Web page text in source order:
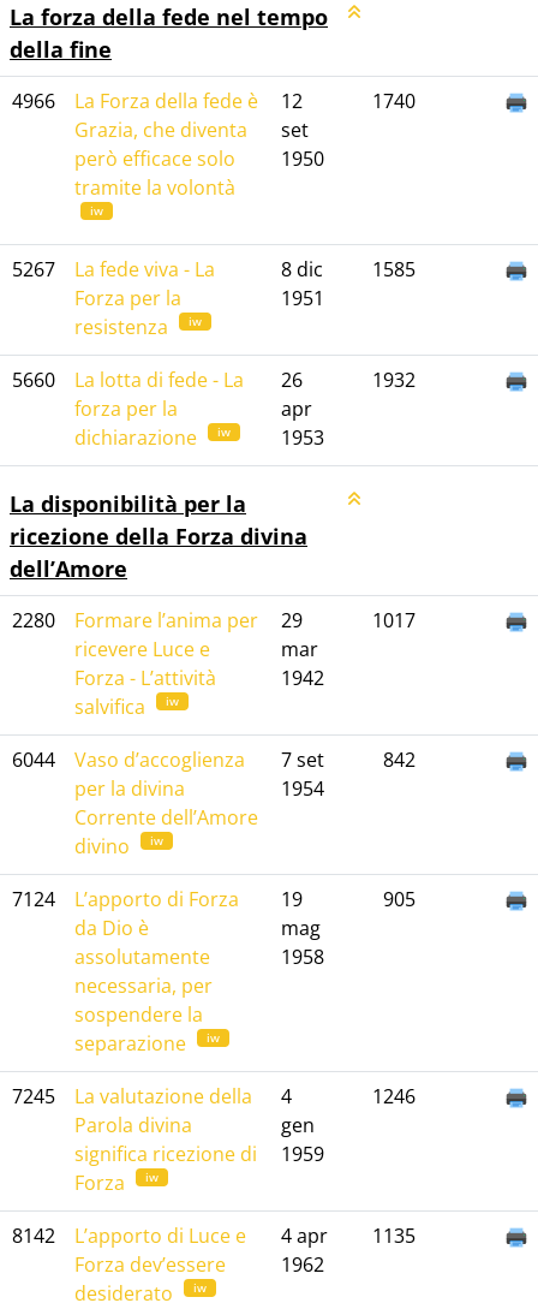
La forza della fede nel tempo
della fine
4966
La Forza della fede è
Grazia, che diventa
però efficace solo
tramite la volontà
iw
12
set
1950
1740
5267
La fede viva - La
Forza per la
resistenza
iw
8 dic
1951
1585
5660
La lotta di fede - La
forza per la
dichiarazione
iw
26
apr
1953
1932
La disponibilità per la
ricezione della Forza divina
dell’Amore
2280
Formare l’anima per
ricevere Luce e
Forza - L’attività
salvifica
iw
29
mar
1942
1017
6044
Vaso d’accoglienza
per la divina
Corrente dell’Amore
divino
iw
7 set
1954
842
7124
L’apporto di Forza
da Dio è
assolutamente
necessaria, per
sospendere la
separazione
iw
19
mag
1958
905
7245
La valutazione della
Parola divina
significa ricezione di
Forza
iw
4
gen
1959
1246
8142
L’apporto di Luce e
Forza dev’essere
desiderato
iw
4 apr
1962
1135